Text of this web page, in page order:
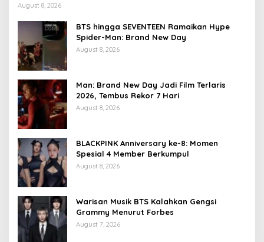
August 8, 2026
BTS hingga SEVENTEEN Ramaikan Hype
Spider-Man: Brand New Day
August 8, 2026
Man: Brand New Day Jadi Film Terlaris
2026, Tembus Rekor 7 Hari
August 8, 2026
BLACKPINK Anniversary ke-8: Momen
Spesial 4 Member Berkumpul
August 8, 2026
Warisan Musik BTS Kalahkan Gengsi
Grammy Menurut Forbes
August 7, 2026